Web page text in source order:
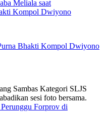
Bhakti Kompol Dwiyono
Forprov di